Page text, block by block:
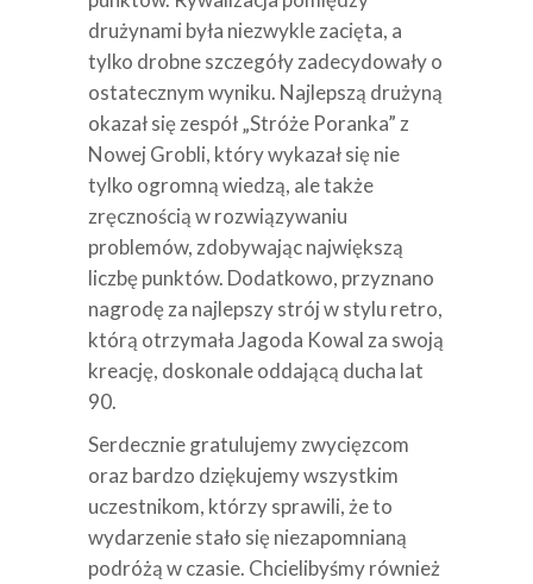
drużynami była niezwykle zacięta, a
tylko drobne szczegóły zadecydowały o
ostatecznym wyniku. Najlepszą drużyną
okazał się zespół „Stróże Poranka” z
Nowej Grobli, który wykazał się nie
tylko ogromną wiedzą, ale także
zręcznością w rozwiązywaniu
problemów, zdobywając największą
liczbę punktów. Dodatkowo, przyznano
nagrodę za najlepszy strój w stylu retro,
którą otrzymała Jagoda Kowal za swoją
kreację, doskonale oddającą ducha lat
90.
Serdecznie gratulujemy zwycięzcom
oraz bardzo dziękujemy wszystkim
uczestnikom, którzy sprawili, że to
wydarzenie stało się niezapomnianą
podróżą w czasie. Chcielibyśmy również